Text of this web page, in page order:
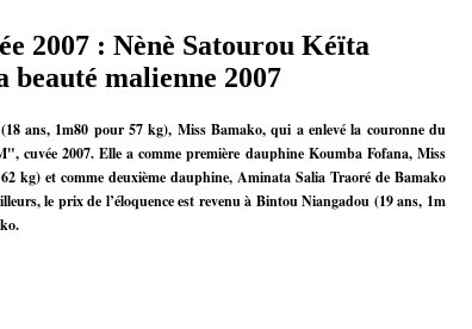
2007 : Nènè Satourou Kéïta
beauté malienne 2007
ans, 1m80 pour 57 kg), Miss Bamako, qui a enlevé la couronne du
cuvée 2007. Elle a comme première dauphine Koumba Fofana, Miss
kg) et comme deuxième dauphine, Aminata Salia Traoré de Bamako
le prix de l’éloquence est revenu à Bintou Niangadou (19 ans, 1m